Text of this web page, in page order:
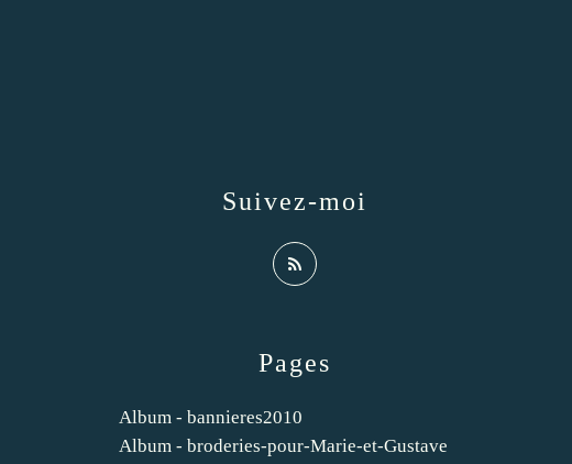
Pages
Album - bannieres2010
Album - broderies-pour-Marie-et-Gustave
Suivez-moi